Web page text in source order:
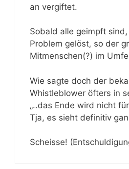
an vergiftet.
Sobald alle geimpft
Problem gelöst, so der
Mitmenschen(?) im
Wie sagte doch der
Whistleblower öfters in
„..das Ende wird nicht
Tja, es sieht definitiv
Scheisse!